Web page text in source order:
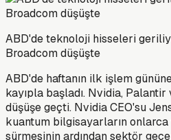
ABD'de teknoloji hisseleri
Broadcom düşüşte
ABD'de haftanın ilk işlem
kayıpla başladı. Nvidia,
düşüşe geçti. Nvidia CEO'su
kuantum bilgisayarların
sürmesinin ardından sektör